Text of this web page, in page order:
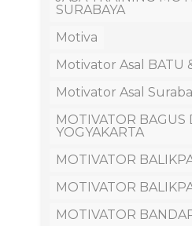
SURABAYA
Motiva
Motivator Asal BATU
Motivator Asal
MOTIVATOR BAGUS
YOGYAKARTA
MOTIVATOR
MOTIVATOR
MOTIVATOR